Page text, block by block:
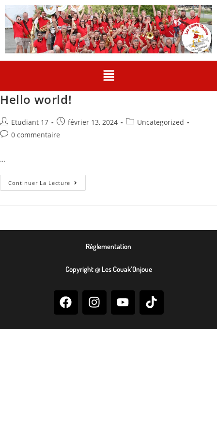
Hello world!
Etudiant 17 février 13, 2024
Uncategorized
0 commentaire
…
Continuer La Lecture
Réglementation
Copyright @ Les Couak’Onjoue